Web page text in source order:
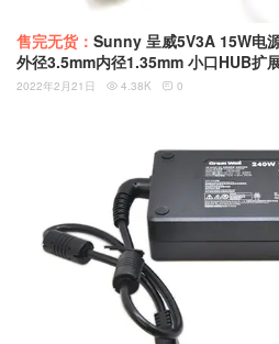
售完无货： Sunny 呈威5V3A 15W电
外径3.5mm内径1.35mm 小口HUB扩
2022年2月21日  4.38K  0